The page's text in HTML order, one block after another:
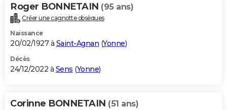
Roger BONNETAIN (95 ans)
Créer une cagnotte obsèques
Naissance
20/02/1927 à Saint-Agnan (Yonne)
Décès
24/12/2022 à Sens (Yonne)
Corinne BONNETAIN (51 ans)